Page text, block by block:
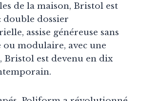
de la maison, Bristol est
double dossier
assise généreuse sans
ou modulaire, avec une
Bristol est devenu en dix